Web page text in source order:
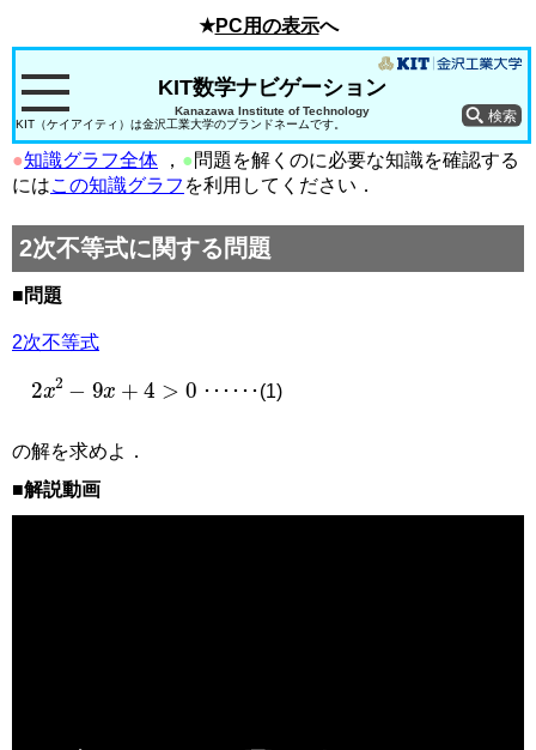
★PC用の表示へ
Kanazawa Institute of Technology
KIT数学ナビゲーション
KIT（ケイアイティ）は金沢工業大学のブランドネームです。
●知識グラフ全体 ， ●問題を解くのに必要な知識を確認する
にはこの知識グラフ を利用してください．
2次不等式に関する問題
■問題
2次不等式
2x2 9x + 4 >0 ･･････(1)
の解を求めよ．
■解説動画